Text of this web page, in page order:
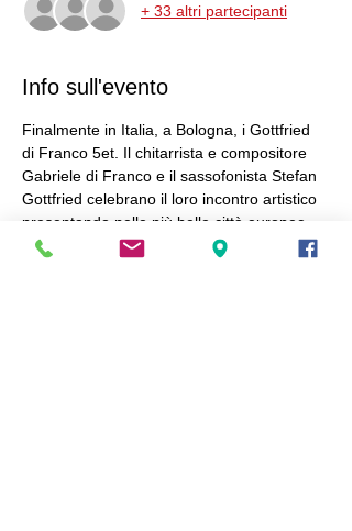
+ 33 altri partecipanti
Info sull'evento
Finalmente in Italia, a Bologna, i Gottfried
di Franco 5et. Il chitarrista e compositore
Gabriele di Franco e il sassofonista Stefan
Gottfried celebrano il loro incontro artistico
presentando nelle più belle città europee,
"So Far", frutto della loro collaborazione